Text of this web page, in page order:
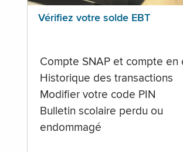
Vérifiez votre solde EBT
Compte SNAP et compte en
Historique des transactions
Modifier votre code PIN
Bulletin scolaire perdu ou
endommagé